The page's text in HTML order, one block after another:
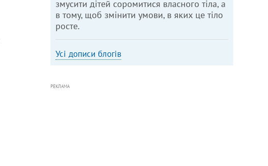
змусити дітей соромитися власного тіла, а
в тому, щоб змінити умови, в яких це тіло
росте.
Усі дописи блогів
РЕКЛАМА